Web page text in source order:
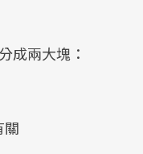
成兩大塊：
關